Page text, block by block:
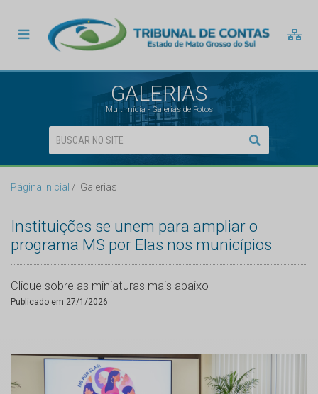
GALERIAS
Multimídia - Galerias de Fotos
Página Inicial Galerias
Instituições se unem para ampliar o
programa MS por Elas nos municípios
Clique sobre as miniaturas mais abaixo
Publicado em 27/1/2026